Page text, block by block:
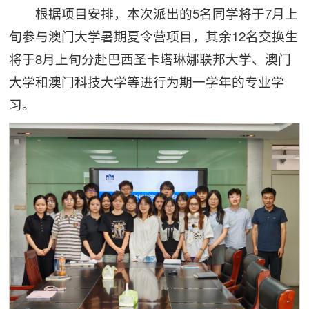
根据项目安排，本次派出的5名同学将于7月上
旬参与澳门大学暑期夏令营项目，其余12名交换生
将于8月上旬分赴巴西圣卡塔琳娜联邦大学、澳门
大学和澳门科技大学等进行为期一学年的专业学
习。